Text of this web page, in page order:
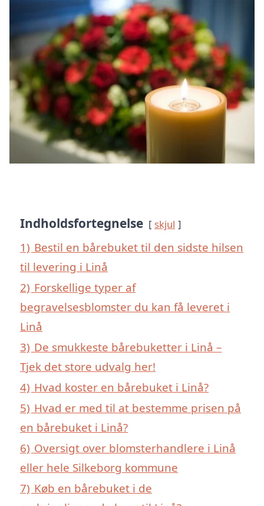
Indholdsfortegnelse skjul
1) Bestil en bårebuket til den sidste hilsen
til levering i Linå
2) Forskellige typer af
begravelsesblomster du kan få leveret i
Linå
3) De smukkeste bårebuketter i Linå –
Tjek det store udvalg her!
4) Hvad koster en bårebuket i Linå?
5) Hvad er med til at bestemme prisen på
en bårebuket i Linå?
6) Oversigt over blomsterhandlere i Linå
eller hele Silkeborg kommune
7) Køb en bårebuket i de